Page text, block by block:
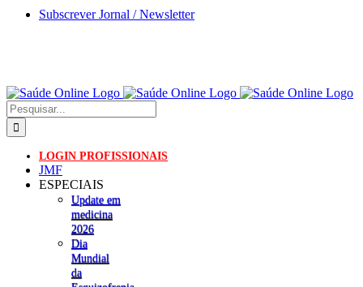
Skip
Subscrever Jornal / Newsletter
Pesquisar
LOGIN PROFISSIONAIS
JMF
ESPECIAIS
Update em
medicina
2026
Dia
Mundial
da